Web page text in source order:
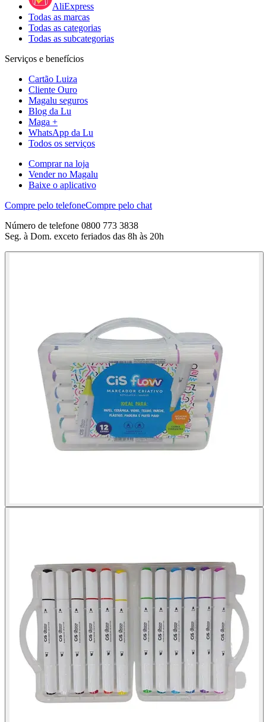
AliExpress
Todas as marcas
Todas as categorias
Todas as subcategorias
Serviços e benefícios
Cartão Luiza
Cliente Ouro
Magalu seguros
Blog da Lu
Maga +
WhatsApp da Lu
Todos os serviços
Comprar na loja
Vender no Magalu
Baixe o aplicativo
Compre pelo telefoneCompre pelo chat
Número de telefone 0800 773 3838
Seg. à Dom. exceto feriados das 8h às 20h